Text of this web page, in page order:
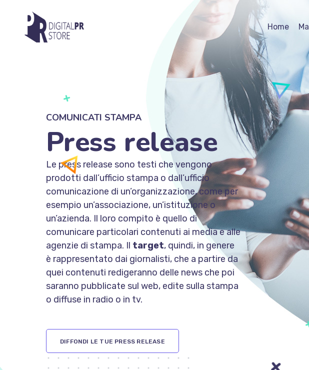
Home
COMUNICATI STAMPA
Press release
Le press release sono testi che vengono
prodotti dall’ufficio stampa o dall’ufficio
comunicazione di un’organizzazione,comeper
esempio un’associazione, un’istituzione o
un’azienda. Il loro compito è quello di
comunicare particolari contenuti ai media e alle
agenzie di stampa. Il target, quindi, in genere
è rappresentato dai giornalisti, che a partire da
quei contenuti redigeranno delle news che poi
saranno pubblicate sul web, edite sulla stampa
o diffuse in radio o in tv.
DIFFONDI LE TUE PRESS RELEASE